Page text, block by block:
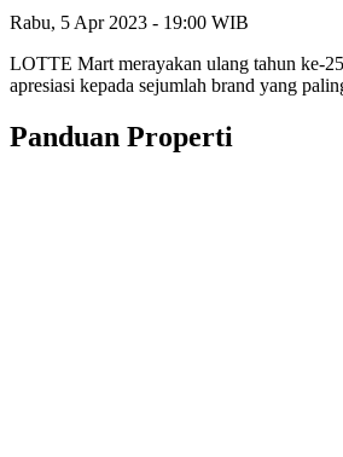
Rabu, 5 Apr 2023 - 19:00 WIB
LOTTE Mart merayakan ulang tahun ke-
apresiasi kepada sejumlah brand yang
Panduan Properti